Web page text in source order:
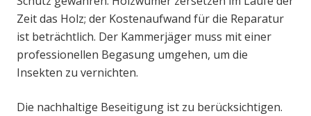
Zeit das Holz; der Kostenaufwand für die Reparatur
ist beträchtlich. Der Kammerjäger muss mit einer
professionellen Begasung umgehen, um die
Insekten zu vernichten.
Die nachhaltige Beseitigung ist zu berücksichtigen.